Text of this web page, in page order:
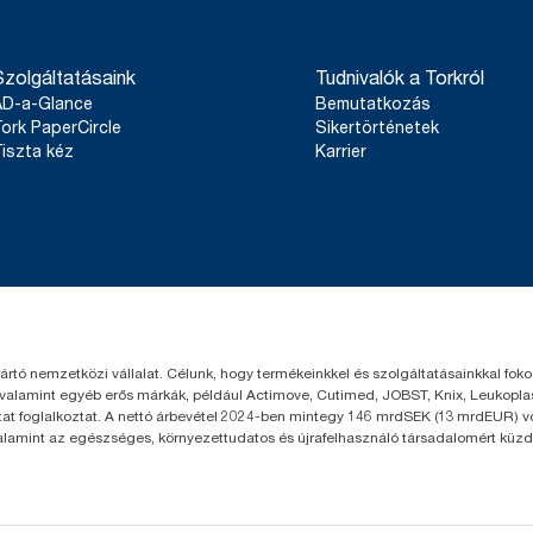
Az előző változathoz képest; a számítás alapja egy font/
2021.
konkrét cikkekre és fogyasztásra vonatkozó szén-dioxid-
Panel test conducted by Swerea Research Institute, Sweden,
and mixed rags were compared to Tork Heavy-Duty Cleaning
a-Glance
PaperCircle
kéz
Tudnivalók a Torkról
Bemutatkozás
Sikertörténetek
Karrier
nemzetközi vállalat. Célunk, hogy termékeinkkel és szolgáltatásainkkal
egyéb erős márkák, például Actimove, Cutimed, JOBST, Knix,
foglalkoztat. A nettó árbevétel 2024-ben mintegy 146 mrdSEK (13 mrdEUR)
az egészséges, környezettudatos és újrafelhasználó társadalomért